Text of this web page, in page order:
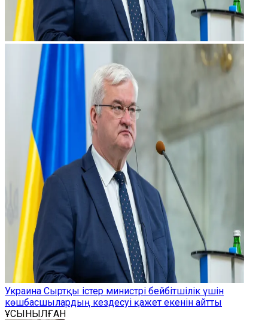
Украина Сыртқы істер министрі бейбітшілік үшін
көшбасшылардың кездесуі қажет екенін айтты
ҰСЫНЫЛҒАН